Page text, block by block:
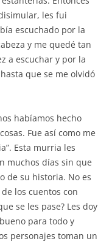
les fui
escuchado por la
y me quedé tan
a escuchar y por la
que se me olvidó
habíamos hecho
Fue así como me
Esta murria les
muchos días sin que
de su historia. No es
los cuentos con
se les pase? Les doy
para todo y
personajes toman un